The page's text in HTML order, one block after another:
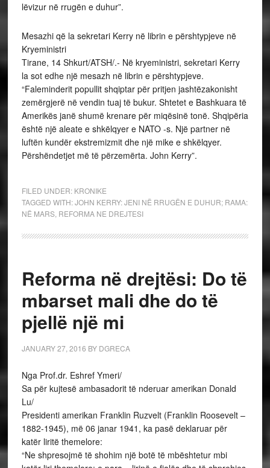
lëvizur në rrugën e duhur”.
Mesazhi që la sekretari Kerry në librin e përshtypjeve në
Kryeministri
Tirane, 14 Shkurt/ATSH/.- Në kryeministri, sekretari Kerry
la sot edhe një mesazh në librin e përshtypjeve.
“Faleminderit popullit shqiptar për pritjen jashtëzakonisht
zemërgjerë në vendin tuaj të bukur. Shtetet e Bashkuara të
Amerikës janë shumë krenare për miqësinë tonë. Shqipëria
është një aleate e shkëlqyer e NATO -s. Një partner në
luftën kundër ekstremizmit dhe një mike e shkëlqyer.
Përshëndetjet më të përzemërta. John Kerry”.
FILED UNDER: KRONIKE
TAGGED WITH:JOHN KERRY: JENI NË RRUGËN E DUHUR; RAMA:
NË MARS, REFORMA NE DREJTESI
Reforma në drejtësi: Do të
mbarset mali dhe do të
pjellë një mi
JANUARY 27, 2016 BY DGRECA
Nga Prof.dr. Eshref Ymeri/
Sa për kujtesë ambasadorit të nderuar amerikan Donald
Lu/
Presidenti amerikan Franklin Ruzvelt (Franklin Roosevelt –
1882-1945), më 06 janar 1941, ka pasë deklaruar për
katër liritë themelore:
“Ne shpresojmë të shohim një botë të mbështetur mbi